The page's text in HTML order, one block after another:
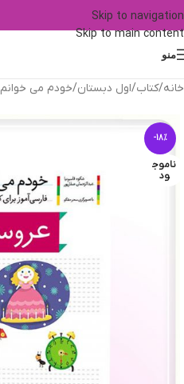
Skip to navigation
Skip to main content
منو
خانه/کتاب/اول دبستان/خودم می خوانم
-18%
ناموج
ود